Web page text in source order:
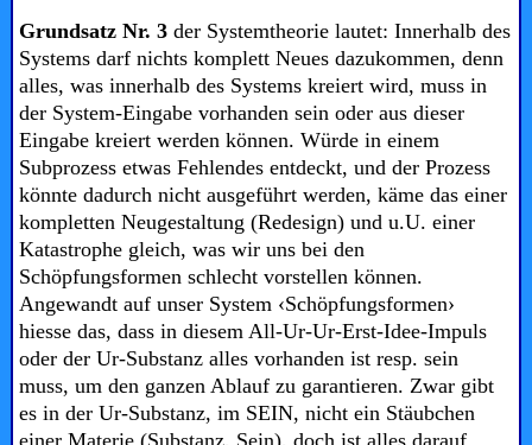
Grundsatz Nr. 3 der Systemtheorie lautet:Innerhalb des
Systems darf nichts komplett Neues dazukommen, denn
alles, was innerhalb des Systems kreiert wird, muss in
der System-Eingabe vorhanden sein oder aus dieser
Eingabe kreiert werden können. Würde in einem
Subprozess etwas Fehlendes entdeckt, und der Prozess
könnte dadurch nicht ausgeführt werden, käme das einer
kompletten Neugestaltung (Redesign) und u.U. einer
Katastrophe gleich, was wir uns bei den
Schöpfungsformen schlecht vorstellen können.
Angewandt auf unser System ‹Schöpfungsformen›
hiesse das, dass in diesem All-Ur-Ur-Erst-Idee-Impuls
oder der Ur-Substanz alles vorhanden ist resp. sein
muss, um den ganzen Ablauf zu garantieren. Zwar gibt
es in der Ur-Substanz, im SEIN, nicht ein Stäubchen